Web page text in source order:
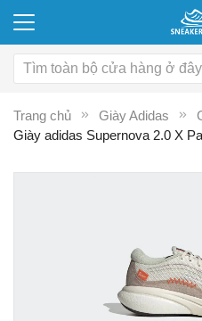
Trang chủ Giày Adidas
Giày adidas Supernova 2.0 X